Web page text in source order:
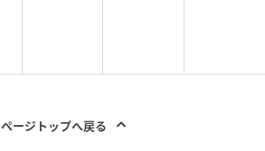
ページトップへ戻る